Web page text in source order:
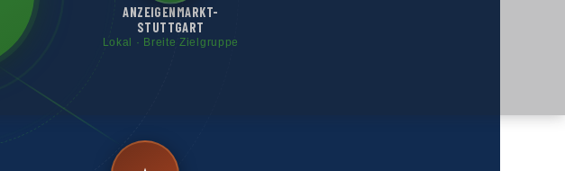
ANZEIGENMARKT-
STUTTGART
Lokal · Breite Zielgruppe